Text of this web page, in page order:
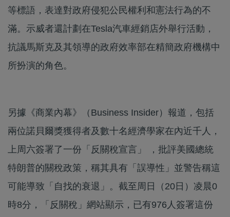
等標語，表達對政府侵犯公民權利和憲法行為的不
滿。示威者還計劃在Tesla汽車經銷店外舉行活動，
抗議馬斯克及其領導的政府效率部在精簡政府機構中
所扮演的角色。
另據《商業內幕》（Business Insider）報道，包括
兩位諾貝爾獎獲得者及數十名經濟學家在內近千人，
上周六簽署了一份「反關稅宣言」 ，批評美國總統
特朗普的關稅政策，稱其具有「誤導性」並警告稱這
可能導致「自找的衰退」。截至周日（20日）凌晨0
時8分，「反關稅」網站顯示，已有976人簽署這份